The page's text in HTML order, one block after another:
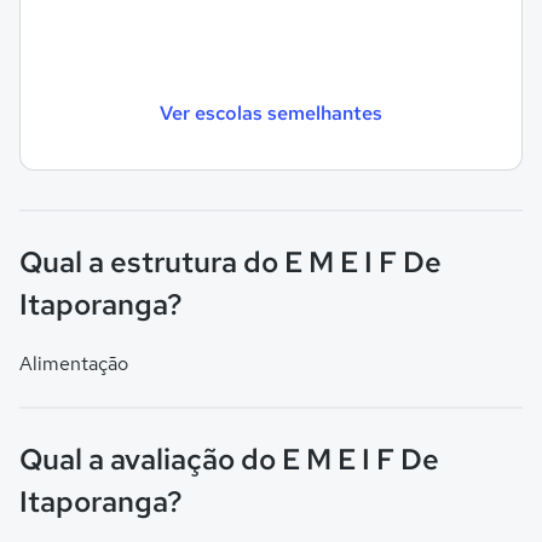
Ver escolas semelhantes
Qual a estrutura do E M E I F De
Itaporanga?
Alimentação
Qual a avaliação do E M E I F De
Itaporanga?